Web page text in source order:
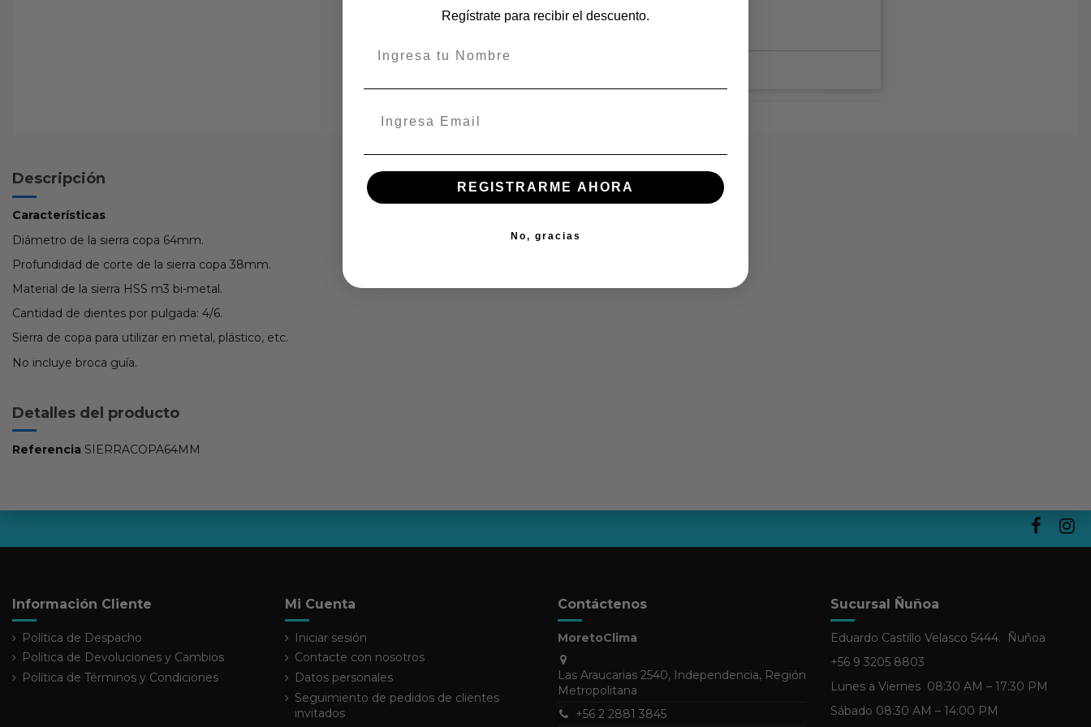
ÑUÑOA
Descripción
Características
Diámetro de la sierra copa 64mm.
Profundidad de corte de la sierra copa 38mm.
Material de la sierra HSS m3 bi-metal.
Cantidad de dientes por pulgada: 4/6.
Sierra de copa para utilizar en metal, plástico, etc.
No incluye broca guía.
Detalles del producto
Referencia SIERRACOPA64MM
Información Cliente
Política de Despacho
Política de Devoluciones y Cambios
Política de Términos y Condiciones
Mi Cuenta
Iniciar sesión
Contacte con nosotros
Datos personales
Seguimiento de pedidos de clientes
invitados
Contáctenos
MoretoClima
Las Araucarias 2540, Independencia, Región
Metropolitana
+56 2 2881 3845
Sucursal Ñuñoa
Eduardo Castillo Velasco 5444. Ñuñoa
+56 9 3205 8803
Lunes a Viernes 08:30 AM – 17:30 PM
Sábado 08:30 AM – 14:00 PM
Regístrate para recibir el descuento.
REGISTRARME AHORA
No, gracias